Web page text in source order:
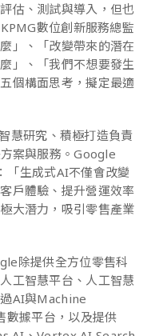
估、測試與導入，但也
數位創新服務總監
」、「改變帶來的潛在
」、「我們不想要發生
個構面思考，擬定最適
慧研究、積極打造負責
案與服務。Google
「生成式AI不僅會改變
戶體驗、提升營運效率
大潛力，吸引零售產業
除提供全方位零售科
工智慧平台、人工智慧
AI與Machine
數據平台，以及提供